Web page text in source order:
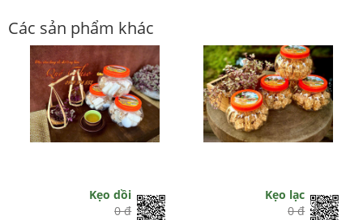
Các sản phẩm khác
Kẹo dồi
0 đ
Kẹo lạc
0 đ